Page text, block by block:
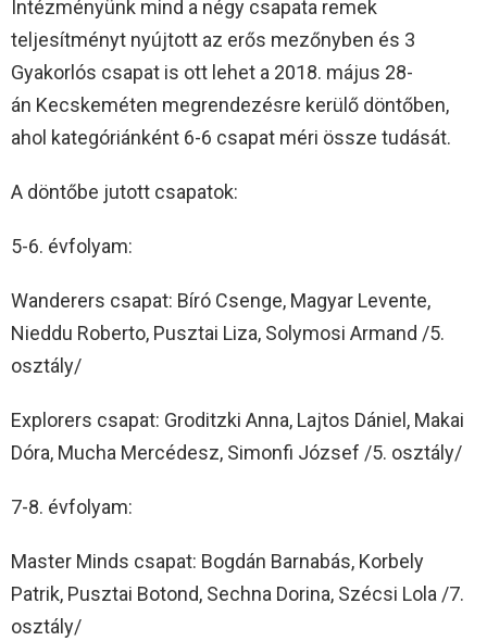
Intézményünk mind a négy csapata remek
teljesítményt nyújtott az erős mezőnyben és 3
Gyakorlós csapat is ott lehet a 2018. május 28-
án Kecskeméten megrendezésre kerülő döntőben,
ahol kategóriánként 6-6 csapat méri össze tudását.
A döntőbe jutott csapatok:
5-6. évfolyam:
Wanderers csapat: Bíró Csenge, Magyar Levente,
Nieddu Roberto, Pusztai Liza, Solymosi Armand /5.
osztály/
Explorers csapat: Groditzki Anna, Lajtos Dániel, Makai
Dóra, Mucha Mercédesz, Simonfi József /5. osztály/
7-8. évfolyam:
Master Minds csapat: Bogdán Barnabás, Korbely
Patrik, Pusztai Botond, Sechna Dorina, Szécsi Lola /7.
osztály/